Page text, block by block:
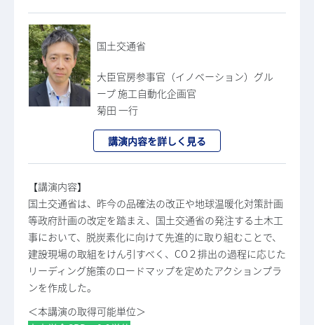
国土交通省
大臣官房参事官（イノベーション）グル
ープ 施工自動化企画官
菊田 一行
講演内容を詳しく見る
【講演内容】
国土交通省は、昨今の品確法の改正や地球温暖化対策計画
等政府計画の改定を踏まえ、国土交通省の発注する土木工
事において、脱炭素化に向けて先進的に取り組むことで、
建設現場の取組をけん引すべく、CO２排出の過程に応じた
リーディング施策のロードマップを定めたアクションプラ
ンを作成した。
＜本講演の取得可能単位＞